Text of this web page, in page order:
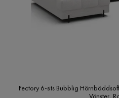
Fectory 6-sits Bubblig
Vänster,